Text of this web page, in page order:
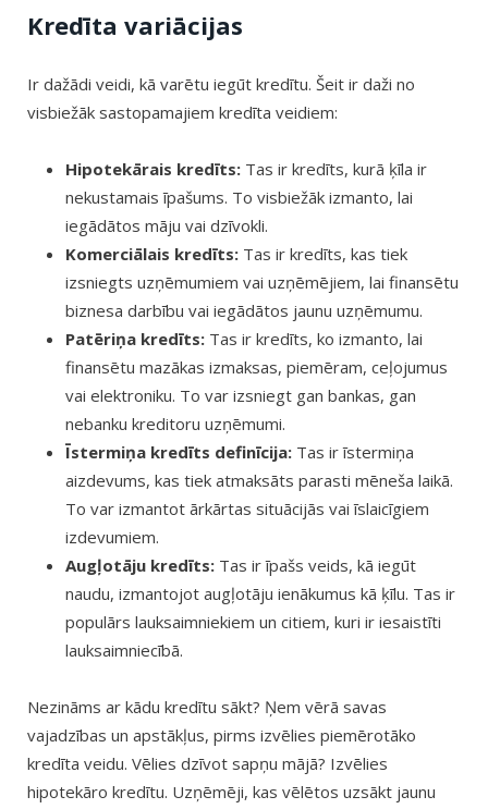
Kredīta variācijas
Ir dažādi veidi, kā varētu iegūt kredītu. Šeit ir daži no
visbiežāk sastopamajiem kredīta veidiem:
Hipotekārais kredīts: Tas ir kredīts, kurā ķīla ir
nekustamais īpašums. To visbiežāk izmanto, lai
iegādātos māju vai dzīvokli.
Komerciālais kredīts: Tas ir kredīts, kas tiek
izsniegts uzņēmumiem vai uzņēmējiem, lai finansētu
biznesa darbību vai iegādātos jaunu uzņēmumu.
Patēriņa kredīts: Tas ir kredīts, ko izmanto, lai
finansētu mazākas izmaksas, piemēram, ceļojumus
vai elektroniku. To var izsniegt gan bankas, gan
nebanku kreditoru uzņēmumi.
Īstermiņa kredīts definīcija: Tas ir īstermiņa
aizdevums, kas tiek atmaksāts parasti mēneša laikā.
To var izmantot ārkārtas situācijās vai īslaicīgiem
izdevumiem.
Augļotāju kredīts: Tas ir īpašs veids, kā iegūt
naudu, izmantojot augļotāju ienākumus kā ķīlu. Tas ir
populārs lauksaimniekiem un citiem, kuri ir iesaistīti
lauksaimniecībā.
Nezināms ar kādu kredītu sākt? Ņem vērā savas
vajadzības un apstākļus, pirms izvēlies piemērotāko
kredīta veidu. Vēlies dzīvot sapņu mājā? Izvēlies
hipotekāro kredītu. Uzņēmēji, kas vēlētos uzsākt jaunu